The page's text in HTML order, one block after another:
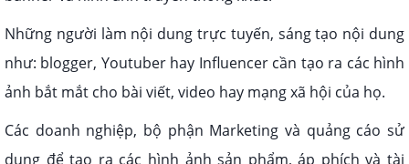
Những người làm nội dung trực tuyến, sáng tạo nội dung
như: blogger, Youtuber hay Influencer cần tạo ra các hình
ảnh bắt mắt cho bài viết, video hay mạng xã hội của họ.
Các doanh nghiệp, bộ phận Marketing và quảng cáo sử
dụng để tạo ra các hình ảnh sản phẩm, áp phích và tài